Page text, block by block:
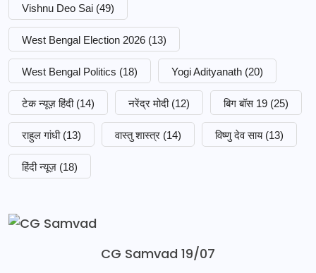
Vishnu Deo Sai (49)
West Bengal Election 2026 (13)
West Bengal Politics (18) Yogi Adityanath (20)
टेक न्यूज़ हिंदी (14) नरेंद्र मोदी (12) बिग बॉस 19 (25)
राहुल गांधी (13) वास्तु शास्त्र (14) विष्णु देव साय (13)
हिंदी न्यूज़ (18)
CG Samvad 19/07